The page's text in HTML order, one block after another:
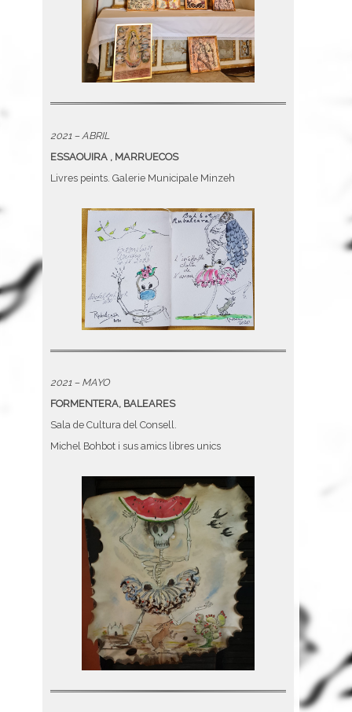
2021 – ABRIL
ESSAOUIRA , MARRUECOS
Livres peints. Galerie Municipale Minzeh
2021 – MAYO
FORMENTERA, BALEARES
Sala de Cultura del Consell.
Michel Bohbot i sus amics libres unics